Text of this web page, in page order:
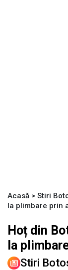
Acasă > Stiri
la plimbare prin
Hoț din
la
Stiri